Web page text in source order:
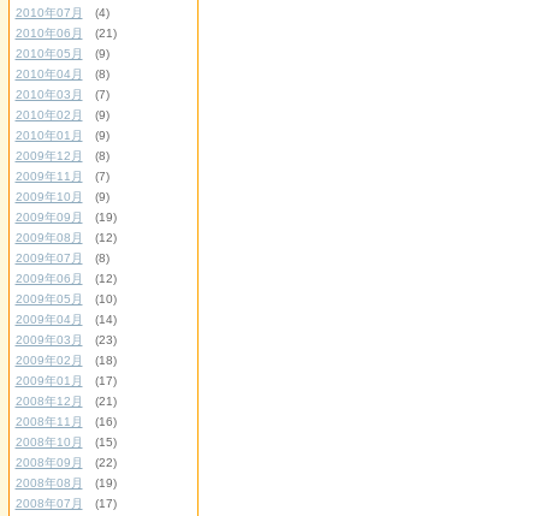
2010年07月
(4)
2010年06月
(21)
2010年05月
(9)
2010年04月
(8)
2010年03月
(7)
2010年02月
(9)
2010年01月
(9)
2009年12月
(8)
2009年11月
(7)
2009年10月
(9)
2009年09月
(19)
2009年08月
(12)
2009年07月
(8)
2009年06月
(12)
2009年05月
(10)
2009年04月
(14)
2009年03月
(23)
2009年02月
(18)
2009年01月
(17)
2008年12月
(21)
2008年11月
(16)
2008年10月
(15)
2008年09月
(22)
2008年08月
(19)
2008年07月
(17)